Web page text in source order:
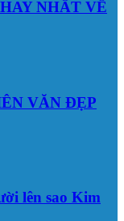
NHẤT VỀ
VĂN ĐẸP
lên sao Kim